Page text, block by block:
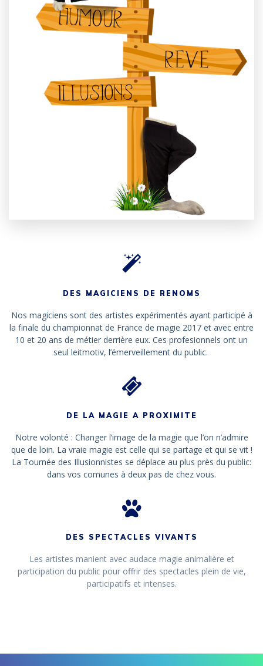
DES MAGICIENS DE RENOMS
Nos magiciens sont des artistes expérimentés ayant participé à
la finale du championnat de France de magie 2017 et avec entre
10 et 20 ans de métier derrière eux. Ces profesionnels ont un
seul leitmotiv, l’émerveillement du public.
DE LA MAGIE A PROXIMITE
Notre volonté : Changer l’image de la magie que l’on n’admire
que de loin. La vraie magie est celle qui se partage et qui se vit !
La Tournée des Illusionnistes se déplace au plus près du public:
dans vos comunes à deux pas de chez vous.
DES SPECTACLES VIVANTS
Les artistes manient avec audace magie animalière et
participation du public pour offrir des spectacles plein de vie,
participatifs et intenses.